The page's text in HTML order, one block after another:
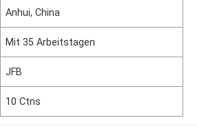
Anhui, China
Mit 35 Arbeitstagen
JFB
10 Ctns